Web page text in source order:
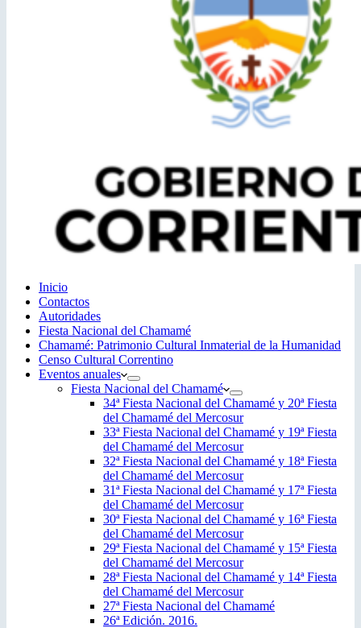
Inicio
Contactos
Autoridades
Fiesta Nacional del Chamamé
Chamamé: Patrimonio Cultural Inmaterial de la Humanidad
Censo Cultural Correntino
Eventos anuales
Fiesta Nacional del Chamamé
34ª Fiesta Nacional del Chamamé y 20ª Fiesta
del Chamamé del Mercosur
33ª Fiesta Nacional del Chamamé y 19ª Fiesta
del Chamamé del Mercosur
32ª Fiesta Nacional del Chamamé y 18ª Fiesta
del Chamamé del Mercosur
31ª Fiesta Nacional del Chamamé y 17ª Fiesta
del Chamamé del Mercosur
30ª Fiesta Nacional del Chamamé y 16ª Fiesta
del Chamamé del Mercosur
29ª Fiesta Nacional del Chamamé y 15ª Fiesta
del Chamamé del Mercosur
28ª Fiesta Nacional del Chamamé y 14ª Fiesta
del Chamamé del Mercosur
27ª Fiesta Nacional del Chamamé
26ª Edición. 2016.